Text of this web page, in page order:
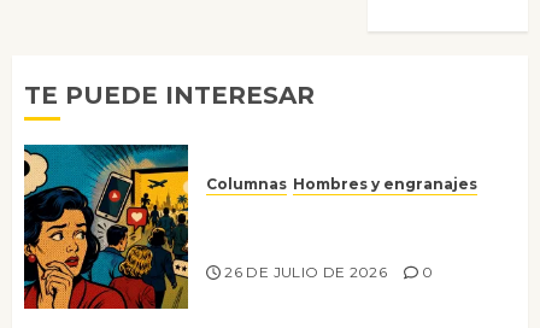
TE PUEDE INTERESAR
Columnas Hombres y engranajes
26 DE JULIO DE 2026 0